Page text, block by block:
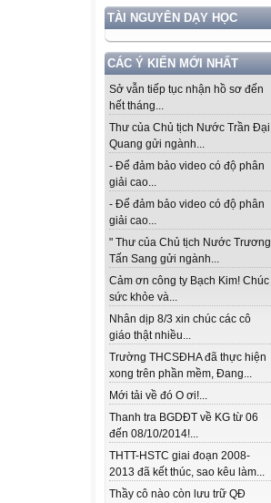
TÀI NGUYÊN DẠY HỌC
CÁC Ý KIẾN MỚI NHẤT
Sở vẫn tiếp tục nhận hồ sơ đến
hết tháng...
Thư của Chủ tịch Nước Trần Đại
Quang gửi ngành...
- Để đảm bảo video có độ phân
giải cao...
- Để đảm bảo video có độ phân
giải cao...
" Thư của Chủ tịch Nước Trương
Tấn Sang gửi ngành...
Cảm ơn công ty Bạch Kim! Chúc
sức khỏe và...
Nhân dịp 8/3 xin chúc các cô
giáo thật nhiều...
Trường THCSĐHA đã thực hiện
xong trên phần mềm, Đang...
Mới tải về đó O ơi!...
Thanh tra BGDĐT về KG từ 06
đến 08/10/2014!...
THTT-HSTC giai đoạn 2008-
2013 đã kết thúc, sao kêu làm...
Thầy cô nào còn lưu trữ QĐ